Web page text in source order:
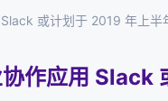
或计划于 2019 年上半
作应用 Slack